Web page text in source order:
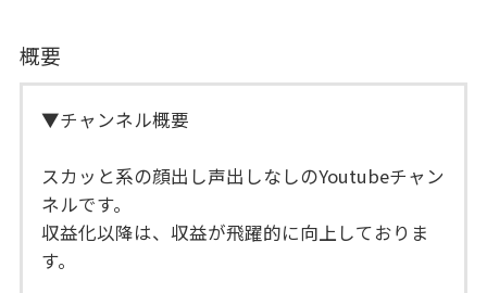
概要
▼チャンネル概要
スカッと系の顔出し声出しなしのYoutubeチャン
ネルです。
収益化以降は、収益が飛躍的に向上しておりま
す。